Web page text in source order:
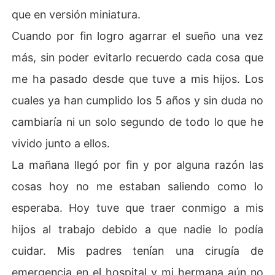
que en versión miniatura.
Cuando por fin logro agarrar el sueño una vez
más, sin poder evitarlo recuerdo cada cosa que
me ha pasado desde que tuve a mis hijos. Los
cuales ya han cumplido los 5 años y sin duda no
cambiaría ni un solo segundo de todo lo que he
vivido junto a ellos.
La mañana llegó por fin y por alguna razón las
cosas hoy no me estaban saliendo como lo
esperaba. Hoy tuve que traer conmigo a mis
hijos al trabajo debido a que nadie lo podía
cuidar. Mis padres tenían una cirugía de
emergencia en el hospital y mi hermana aún no